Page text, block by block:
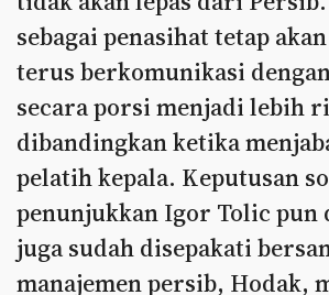
sebagai penasihat tetap
terus berkomunikasi
secara porsi menjadi lebih
dibandingkan ketika
pelatih kepala. Keputusan
penunjukkan Igor Tolic pun
juga sudah disepakati
manajemen persib, Hodak,